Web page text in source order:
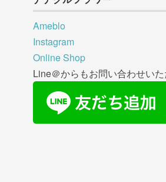
Ameblo
Instagram
Online Shop
Line＠からもお問い合わせいた